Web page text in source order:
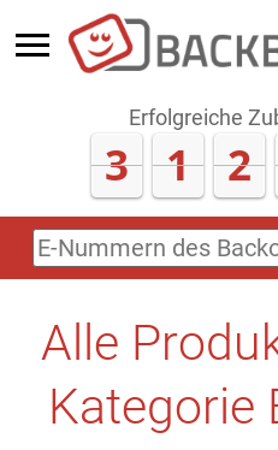
Erfolgreiche
3 1 2
E-
Nummern
oder
Zubehörs
Sonderzeichen)
Alle
Kategorie